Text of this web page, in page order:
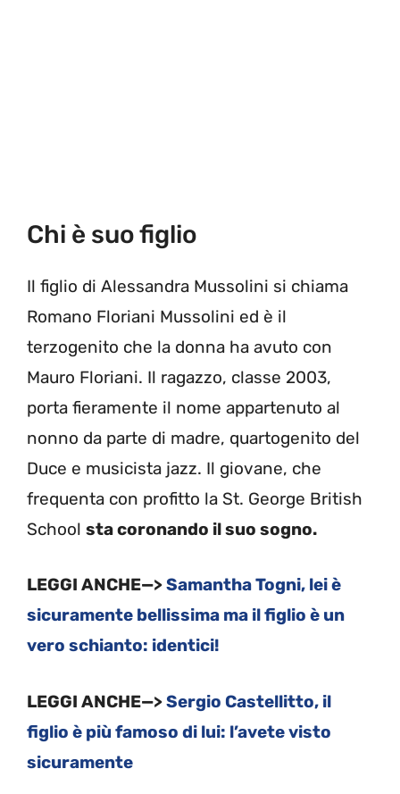
Chi è suo figlio
Il figlio di Alessandra Mussolini si chiama
Romano Floriani Mussolini ed è il
terzogenito che la donna ha avuto con
Mauro Floriani. Il ragazzo, classe 2003,
porta fieramente il nome appartenuto al
nonno da parte di madre, quartogenito del
Duce e musicista jazz. Il giovane, che
frequenta con profitto la St. George British
School sta coronando il suo sogno.
LEGGI ANCHE—>Samantha Togni, lei è
sicuramente bellissima ma il figlio è un
vero schianto: identici!
LEGGI ANCHE—>Sergio Castellitto, il
figlio è più famoso di lui: l’avete visto
sicuramente